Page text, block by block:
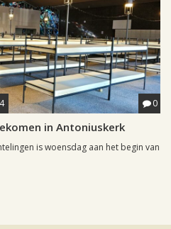
0
in Antoniuskerk
is woensdag aan het begin van